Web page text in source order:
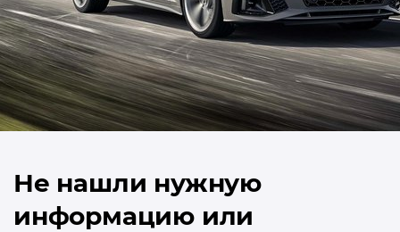
Не нашли нужную
информацию или